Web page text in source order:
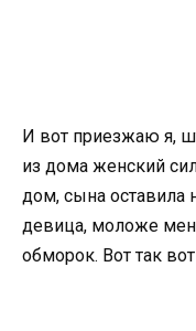
И вот приезжаю я,
из дома женский
дом, сына оставила
девица, моложе
обморок. Вот так